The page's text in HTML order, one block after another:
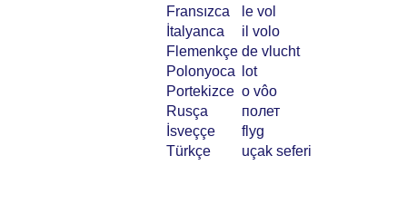
Fransızca
le vol
İtalyanca
il volo
Flemenkçe de vlucht
Polonyoca
lot
Portekizce o vôo
Rusça
полет
İsveççe
flyg
Türkçe
uçak seferi